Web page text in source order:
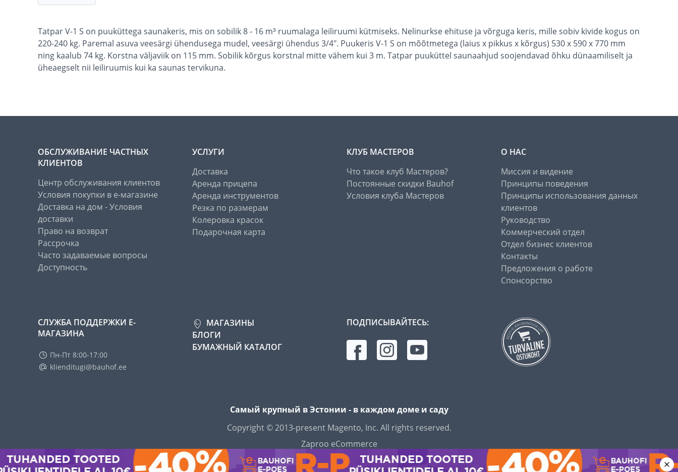
Tatpar V-1 S on puuküttega saunakeris, mis on sobilik 8 - 16 m³ ruumalaga leiliruumi kütmiseks. Nelinurkse ehituse ja võrguga keris, mille sobiv kivide kogus on
220-240 kg. Paremal asuva veesärgi ühendusega mudel, veesärgi ühendus 3/4". Puukeris V-1 S on mõõtmetega (laius x pikkus x kõrgus) 530 x 590 x 770 mm
ning kaalub 74 kg. Korstna väljaviik on 115 mm. Sobilik kõrgus korstnal mitte vähem kui 3 m. Tatpar puuküttel saunaahjud soojendavad õhku dünaamiliselt ja
üheaegselt nii leiliruumis kui ka saunas tervikuna.
ОБСЛУЖИВАНИЕ ЧАСТНЫХ
КЛИЕНТОВ
Центр обслуживания клиентов
Условия покупки в е-магазине
Доставка на дом - Условия
доставки
Право на возврат
Рассрочка
Часто задаваемые вопросы
Доступность
УСЛУГИ
Доставка
Аренда прицепа
Аренда инструментов
Резка по размерам
Колеровка красок
Подарочная карта
КЛУБ МАСТЕРОВ
Что такое клуб Мастеров?
Постоянные скидки Bauhof
Условия клуба Мастеров
О НАС
Миссия и видение
Принципы поведения
Принципы использования данных
клиентов
Руководство
Коммерческий отдел
Отдел бизнес клиентов
Контакты
Предложения о работе
Спонсорство
СЛУЖБА ПОДДЕРЖКИ Е-
МАГАЗИНА
Пн-Пт 8:00-17:00
klienditugi@bauhof.ee
МАГАЗИНЫ
БЛОГИ
БУМАЖНЫЙ КАТАЛОГ
ПОДПИСЫВАЙТЕСЬ:
Самый крупный в Эстонии - в каждом доме и саду
Copyright © 2013-present Magento, Inc. All rights reserved.
Zaproo eCommerce